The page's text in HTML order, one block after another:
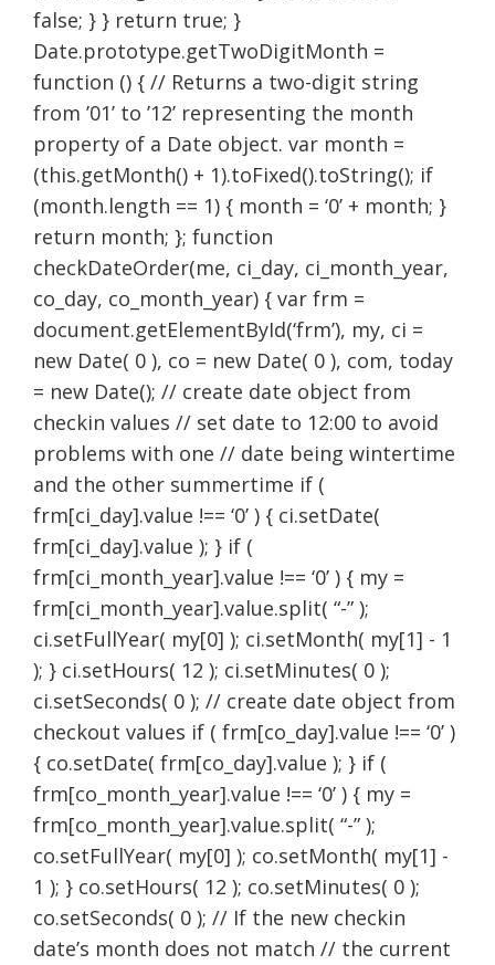
false; } } return true; }
Date.prototype.getTwoDigitMonth =
function () { // Returns a two-digit string
from ’01’ to ’12’ representing the month
property of a Date object. var month =
(this.getMonth() + 1).toFixed().toString(); if
(month.length == 1) { month = ‘0’ + month; }
return month; }; function
checkDateOrder(me, ci_day, ci_month_year,
co_day, co_month_year) { var frm =
document.getElementById(‘frm’), my, ci =
new Date( 0 ), co = new Date( 0 ), com, today
= new Date(); // create date object from
checkin values // set date to 12:00 to avoid
problems with one // date being wintertime
and the other summertime if (
frm[ci_day].value !== ‘0’ ) { ci.setDate(
frm[ci_day].value ); } if (
frm[ci_month_year].value !== ‘0’ ) { my =
frm[ci_month_year].value.split( “-” );
ci.setFullYear( my[0] ); ci.setMonth( my[1] - 1
); } ci.setHours( 12 ); ci.setMinutes( 0 );
ci.setSeconds( 0 ); // create date object from
checkout values if ( frm[co_day].value !== ‘0’ )
{ co.setDate( frm[co_day].value ); } if (
frm[co_month_year].value !== ‘0’ ) { my =
frm[co_month_year].value.split( “-” );
co.setFullYear( my[0] ); co.setMonth( my[1] -
1 ); } co.setHours( 12 ); co.setMinutes( 0 );
co.setSeconds( 0 ); // If the new checkin
date’s month does not match // the current